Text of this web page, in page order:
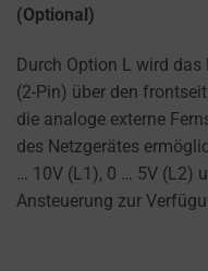
(Optional)
Durch Option L wird das
(2-Pin) über den
die analoge externe
des Netzgerätes
… 10V (L1), 0 … 5V (L2)
Ansteuerung zur